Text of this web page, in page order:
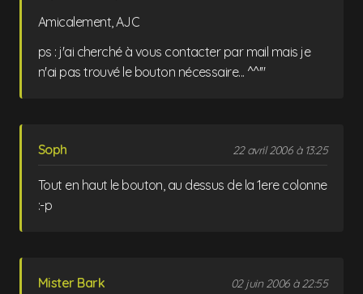
Amicalement, AJC
ps : j'ai cherché à vous contacter par mail mais je
n'ai pas trouvé le bouton nécessaire... ^^'''
Soph 22 avril 2006 à 13:25
Tout en haut le bouton, au dessus de la 1ere colonne
:-p
Mister Bark 02 juin 2006 à 22:55